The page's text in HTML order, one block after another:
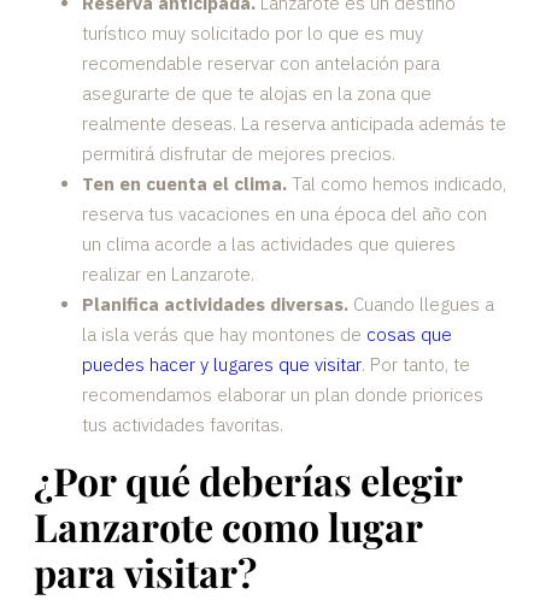
turístico muy solicitado por lo que es muy
recomendable reservar con antelación para
asegurarte de que te alojas en la zona que
realmente deseas. La reserva anticipada además te
permitirá disfrutar de mejores precios.
Ten en cuenta el clima. Tal como hemos indicado,
reserva tus vacaciones en una época del año con
un clima acorde a las actividades que quieres
realizar en Lanzarote.
Planifica actividades diversas. Cuando llegues a
la isla verás que hay montones de cosas que
puedes hacer y lugares que visitar. Por tanto, te
recomendamos elaborar un plan donde priorices
tus actividades favoritas.
¿Por qué deberías elegir
Lanzarote como lugar
para visitar?